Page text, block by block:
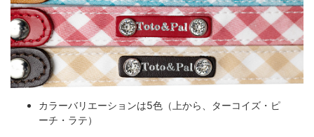
カラーバリエーションは5色（上から、ターコイズ・ピ
ーチ・ラテ）